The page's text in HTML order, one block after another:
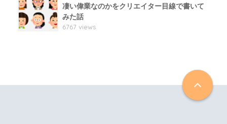
凄い偉業なのかをクリエイター目線で書いて
みた話
6767 views